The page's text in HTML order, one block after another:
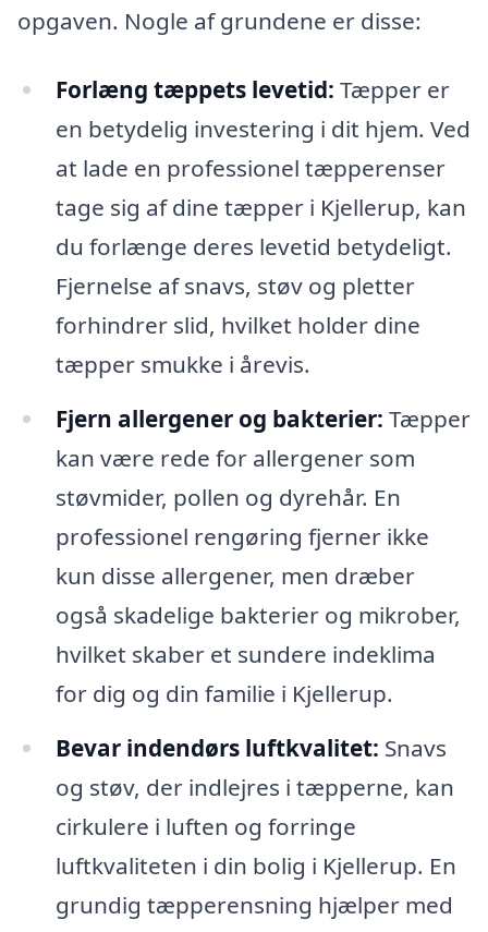
opgaven. Nogle af grundene er disse:
Forlæng tæppets levetid: Tæpper er
en betydelig investering i dit hjem. Ved
at lade en professionel tæpperenser
tage sig af dine tæpper i Kjellerup, kan
du forlænge deres levetid betydeligt.
Fjernelse af snavs, støv og pletter
forhindrer slid, hvilket holder dine
tæpper smukke i årevis.
Fjern allergener og bakterier: Tæpper
kan være rede for allergener som
støvmider, pollen og dyrehår. En
professionel rengøring fjerner ikke
kun disse allergener, men dræber
også skadelige bakterier og mikrober,
hvilket skaber et sundere indeklima
for dig og din familie i Kjellerup.
Bevar indendørs luftkvalitet: Snavs
og støv, der indlejres i tæpperne, kan
cirkulere i luften og forringe
luftkvaliteten i din bolig i Kjellerup. En
grundig tæpperensning hjælper med